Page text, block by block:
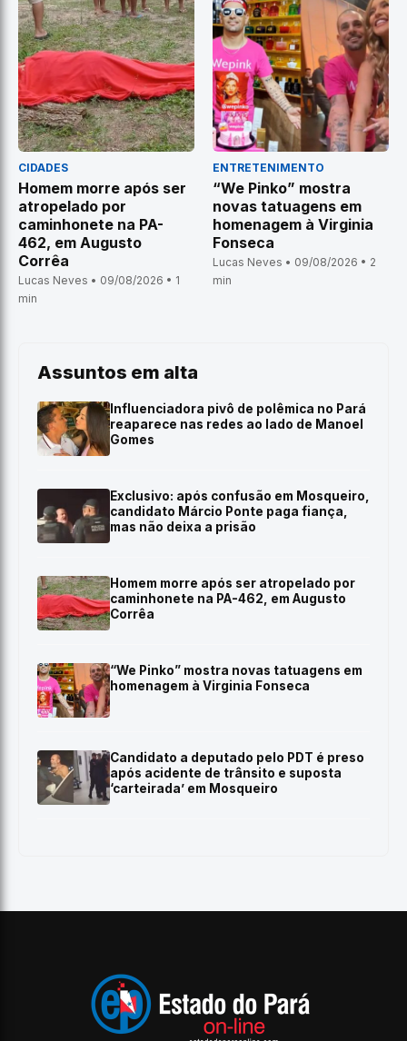
CIDADES
Homem morre após ser
atropelado por
caminhonete na PA-
462, em Augusto
Corrêa
Lucas Neves • 09/08/2026 • 1
min
ENTRETENIMENTO
“We Pinko” mostra
novas tatuagens em
homenagem à Virginia
Fonseca
Lucas Neves • 09/08/2026 • 2
min
Assuntos em alta
Influenciadora pivô de polêmica no Pará
reaparece nas redes ao lado de Manoel
Gomes
Exclusivo: após confusão em Mosqueiro,
candidato Márcio Ponte paga fiança,
mas não deixa a prisão
Homem morre após ser atropelado por
caminhonete na PA-462, em Augusto
Corrêa
“We Pinko” mostra novas tatuagens em
homenagem à Virginia Fonseca
Candidato a deputado pelo PDT é preso
após acidente de trânsito e suposta
‘carteirada’ em Mosqueiro